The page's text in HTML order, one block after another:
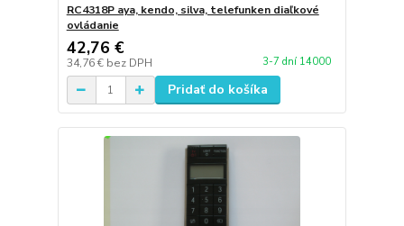
RC4318P aya, kendo, silva, telefunken diaľkové
ovládanie
42,76 €
34,76 € bez DPH 3-7 dní 14000
Pridať do košíka